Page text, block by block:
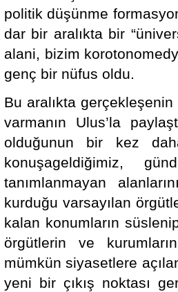
politik düşünme
dar bir aralıkta bir
alani, bizim
genç bir nüfus oldu.
Bu aralıkta gerçekleşenin
varmanın Ulus’la
olduğunun bir kez
konuşageldiğimiz,
tanımlanmayan
kurduğu varsayılan
kalan konumların
örgütlerin ve
mümkün siyasetlere
yeni bir çıkış noktası